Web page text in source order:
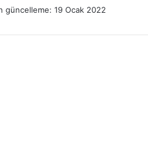
güncelleme: 19 Ocak 2022